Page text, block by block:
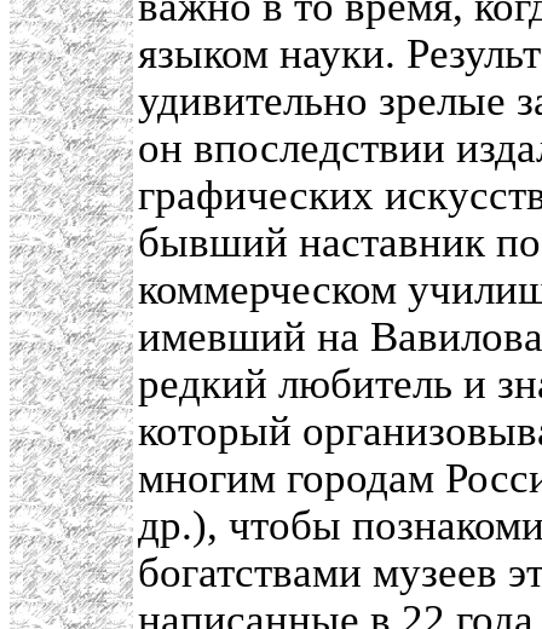
языком науки.
удивительно зрелые
он впоследствии
графических
бывший наставник
коммерческом
имевший на
редкий любитель и
который
многим городам
др.), чтобы
богатствами музеев